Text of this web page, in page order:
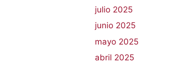
julio 2025
junio 2025
mayo 2025
abril 2025